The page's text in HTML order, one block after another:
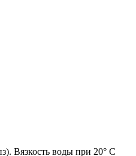
Вязкость воды при 20° С